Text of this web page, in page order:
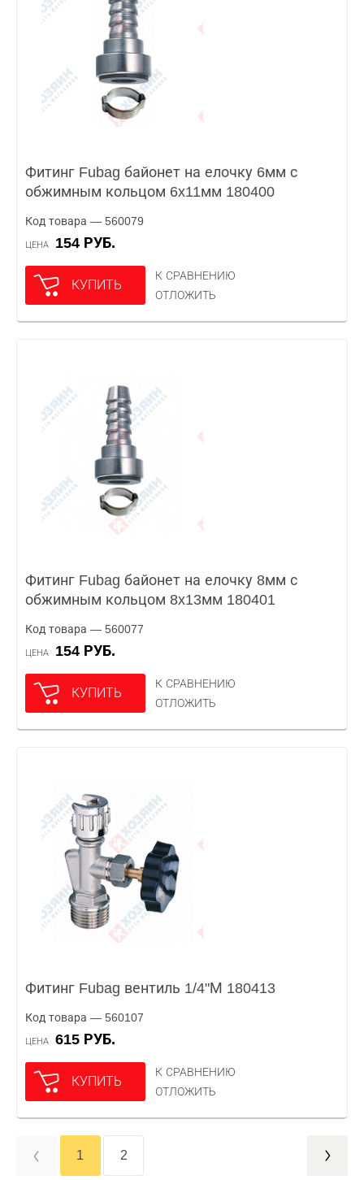
Фитинг Fubag байонет на елочку 6мм с
обжимным кольцом 6x11мм 180400
Код товара — 560079
ЦЕНА 154 РУБ.
КУПИТЬ
К СРАВНЕНИЮ
ОТЛОЖИТЬ
Фитинг Fubag байонет на елочку 8мм с
обжимным кольцом 8x13мм 180401
Код товара — 560077
ЦЕНА 154 РУБ.
КУПИТЬ
К СРАВНЕНИЮ
ОТЛОЖИТЬ
Фитинг Fubag вентиль 1/4"М 180413
Код товара — 560107
ЦЕНА 615 РУБ.
КУПИТЬ
К СРАВНЕНИЮ
ОТЛОЖИТЬ
1 2